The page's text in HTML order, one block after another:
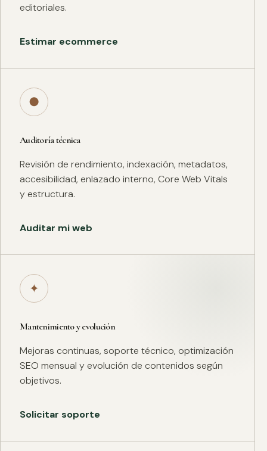
editoriales.
Estimar ecommerce
●
Auditoría técnica
Revisión de rendimiento, indexación, metadatos,
accesibilidad, enlazado interno, Core Web Vitals
y estructura.
Auditar mi web
✦
Mantenimiento y evolución
Mejoras continuas, soporte técnico, optimización
SEO mensual y evolución de contenidos según
objetivos.
Solicitar soporte